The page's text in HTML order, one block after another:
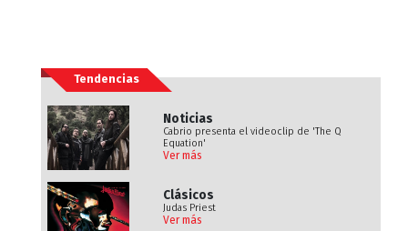
Tendencias
Noticias
Cabrio presenta el videoclip de 'The Q
Equation'
Ver más
Clásicos
Judas Priest
Ver más